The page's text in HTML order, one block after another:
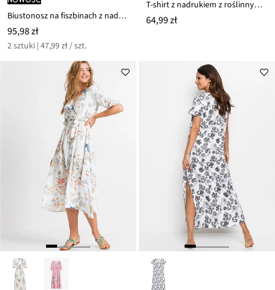
Biustonosz na fiszbinach z nadrukiem w kwiatki (2 szt.)
95,98 zł
2 sztuki | 47,99 zł / szt.
T-shirt z nadrukiem z roślinnym motywem
64,99 zł